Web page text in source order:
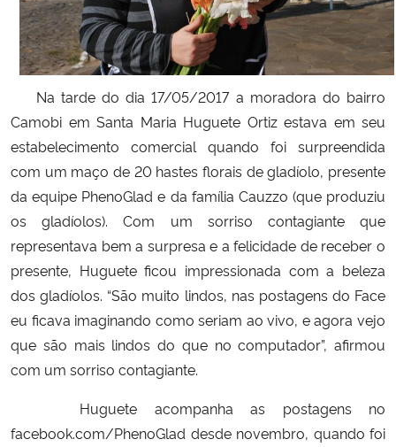
Ministério da Mulher, da Família e dos Direitos Humanos
Secretaria de Governo
Gabinete de Segurança Institucional
Advocacia-Geral da União
Banco Central do Brasil
Planalto
Na tarde do dia 17/05/2017 a moradora do bairro
Camobi em Santa Maria Huguete Ortiz estava em seu
estabelecimento comercial quando foi surpreendida
com um maço de 20 hastes florais de gladíolo, presente
da equipe PhenoGlad e da família Cauzzo (que produziu
os gladíolos). Com um sorriso contagiante que
representava bem a surpresa e a felicidade de receber o
presente, Huguete ficou impressionada com a beleza
dos gladíolos. “São muito lindos, nas postagens do Face
eu ficava imaginando como seriam ao vivo, e agora vejo
que são mais lindos do que no computador”, afirmou
com um sorriso contagiante.
Huguete acompanha as postagens no
facebook.com/PhenoGlad desde novembro, quando foi